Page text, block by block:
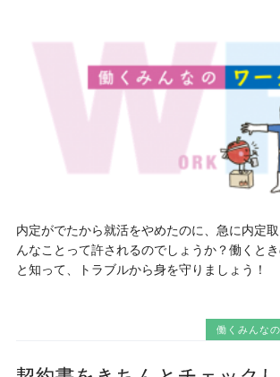
内定がでたから就活をやめたのに、急に内定
んなことって許されるのでしょうか？働くと
と知って、トラブルから身を守りましょう！
働くみんな